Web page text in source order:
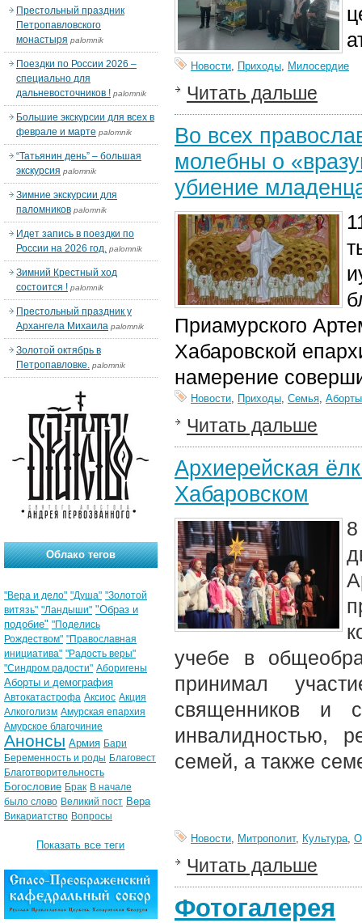
Новости, Приходы, Милосердие
Читать дальше
Во всех
молебны о
убиение
Приамурского
Хабаровской
намерение
Новости, Приходы, Семья,
Читать дальше
Архиерейская
Хабаровском
учебе в
принимал
священников и
инвалидностью,
семей, а также
Новости, Митрополит, Культура,
Читать дальше
Фотогалерея
Престольный праздник
Петропавловского
монастыря palomnik
Поездки по России 2026 –
специально для
дальневосточников ! palomnik
Большие экскурсии для всех в
феврале и марте palomnik
“Татьянин день” – большая
экскурсия palomnik
Зимние экскурсии для
паломников palomnik
Идет запись в поездки по
России на 2026 год. palomnik
Зимний Крестный ход
состоится ! palomnik
Престольный праздник у
Архангела Михаила palomnik
Золотой октябрь в
Петропавловке. palomnik
Облако тегов
"Вера и дело" "Душа" "Золотой
витязь" "Ландыши" "Образ и
подобие" "Поделись
Рождеством" "Православная
инициатива" "Радость веры"
"Синдром радости" Аборигены
Аборты и демография
Автокатастрофа Аксиос Акция
Алкоголизм Амурская епархия
Амурское благочиние
Анонсы Армия Бари
Беременность и роды Благовест
Благотворительность
Богословие Брак В начале
было слово Великий пост Вера
Викариатство Вопросы
Показать все теги